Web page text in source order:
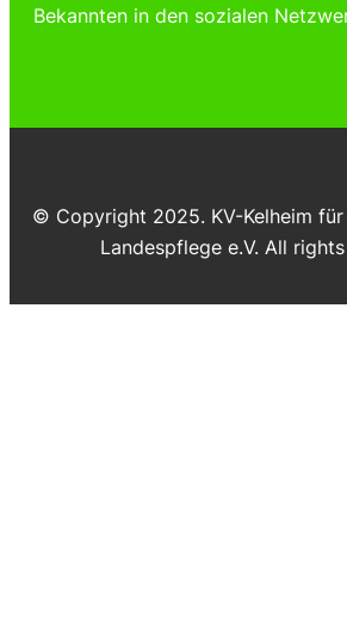
Bekannten in den sozialen
© Copyright 2025. KV-Kelheim
Landespflege e.V. All